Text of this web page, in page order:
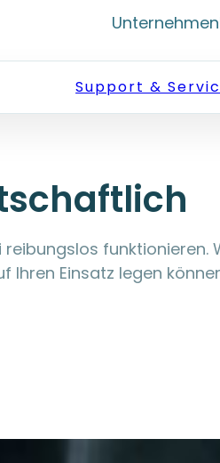
Unternehmen
Support &
Ihren Einsatz legen